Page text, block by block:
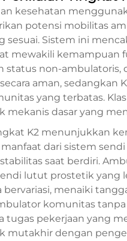
kesehatan
potensi mobilitas
sesuai. Sistem ini
mewakili kemampuan
status non-ambulatoris,
aman,
yang terbatas.
mekanis dasar yang
K2 menunjukkan
dari sistem
saat berdiri.
lutut prostetik yang
menaiki
komunitas
tugas pekerjaan yang
mutakhir dengan